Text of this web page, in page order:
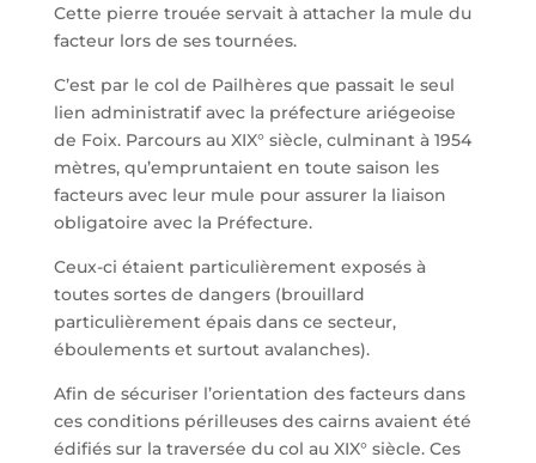
Cette pierre trouée servait à attacher la mule du
facteur lors de ses tournées.
C’est par le col de Pailhères que passait le seul
lien administratif avec la préfecture ariégeoise
de Foix. Parcours au XIX° siècle, culminant à 1954
mètres, qu’empruntaient en toute saison les
facteurs avec leur mule pour assurer la liaison
obligatoire avec la Préfecture.
Ceux-ci étaient particulièrement exposés à
toutes sortes de dangers (brouillard
particulièrement épais dans ce secteur,
éboulements et surtout avalanches).
Afin de sécuriser l’orientation des facteurs dans
ces conditions périlleuses des cairns avaient été
édifiés sur la traversée du col au XIX° siècle. Ces